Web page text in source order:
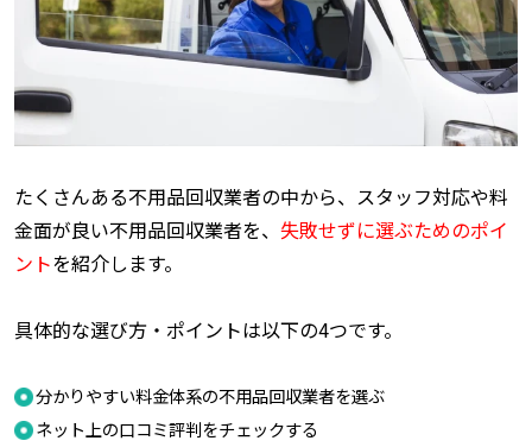
たくさんある不用品回収業者の中から、スタッフ対応や料
金面が良い不用品回収業者を、 失敗せずに選ぶためのポイ
ントを紹介します。
具体的な選び方・ポイントは以下の4つです。
分かりやすい料金体系の不用品回収業者を選ぶ
ネット上の口コミ評判をチェックする